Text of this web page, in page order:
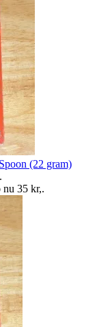
(22 gram)
.
nu 35 kr,.